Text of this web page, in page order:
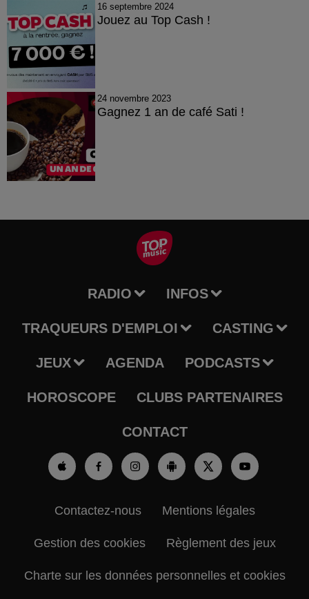
16 septembre 2024
Jouez au Top Cash !
24 novembre 2023
Gagnez 1 an de café Sati !
RADIO INFOS
TRAQUEURS D'EMPLOI CASTING
JEUX AGENDA PODCASTS
HOROSCOPE CLUBS PARTENAIRES
CONTACT
Contactez-nous Mentions légales
Gestion des cookies Règlement des jeux
Charte sur les données personnelles et cookies